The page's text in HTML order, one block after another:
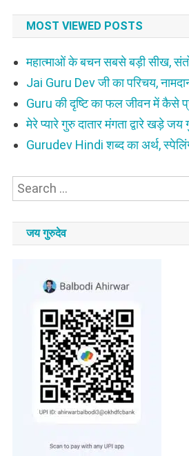
MOST VIEWED POSTS
महात्माओं के बचन सबसे बड़ी सीख,
Jai Guru Dev जी का परिचय,
Guru की दृष्टि का फल जीवन में कैसे
मेरे प्यारे गुरु दातार मंगता द्वारे खड़े जय
Gurudev Hindi शब्द का अर्थ,
जय गुरुदेव